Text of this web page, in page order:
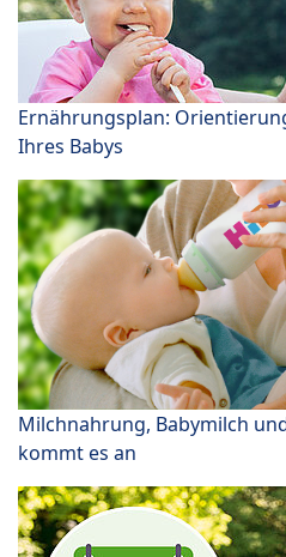
Ernährungsplan:
Ihres Babys
Milchnahrung, Babymilch
kommt es an